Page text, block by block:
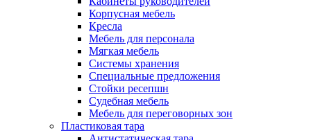
Корпусная мебель
Кресла
Мебель для персонала
Мягкая мебель
Системы хранения
Специальные предложения
Стойки ресепшн
Судебная мебель
Мебель для переговорных зон
Пластиковая тара